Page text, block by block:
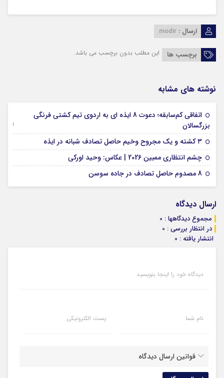
ارسال : modir
برچسب ها این مطلب بدون برچسب می باشد.
نوشته های مشابه
اتفاقی کم‌سابقه؛ دعوت 8 ایذه ای به اردوی تیم کشتی فرنگی
بزرگسالان
09 جولای 2026
۳ کشته و یک مجروح وخیم حاصل تصادف شبانه در ایذه
چشم انتظاری ممبین 2026 | عکاس: وحید اورکی
8 مصدوم حاصل تصادف در جاده سوسن
ارسال دیدگاه
مجموع دیدگاهها : 0
در انتظار بررسی : 0
انتشار یافته : 0
دیدگاه خود را اینجا بنویسید
نام شما پست الکترونیکی
قوانین ارسال دیدگاه